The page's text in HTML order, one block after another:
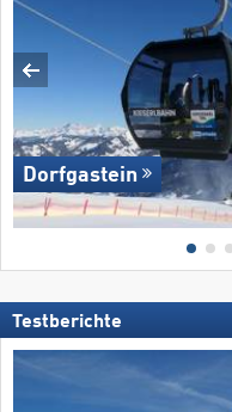
Dorfgastein
Testberichte